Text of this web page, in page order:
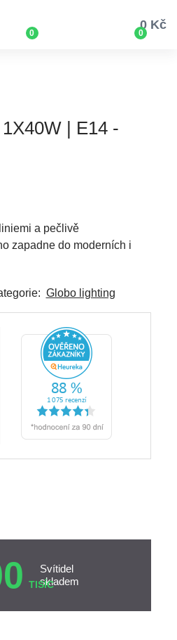
0 0
0 Kč
| E14 -
a pečlivě
zapadne do moderních i
Globo lighting
TISÍC
Svítidel
skladem